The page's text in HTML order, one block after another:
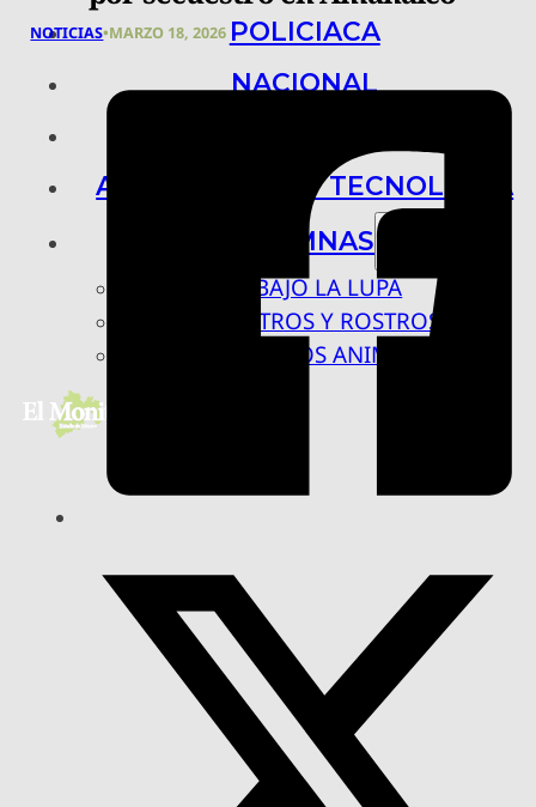
POLICIACA
NACIONAL
ARTE, CIENCIA Y TECNOLOGÍA
COLUMNAS
BAJO LA LUPA
RASTROS Y ROSTROS
VÍNCULOS ANIMALES
NOTICIAS•MARZO 18, 2026